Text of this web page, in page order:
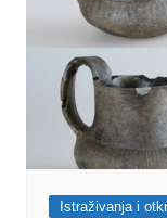
Istraživanja i